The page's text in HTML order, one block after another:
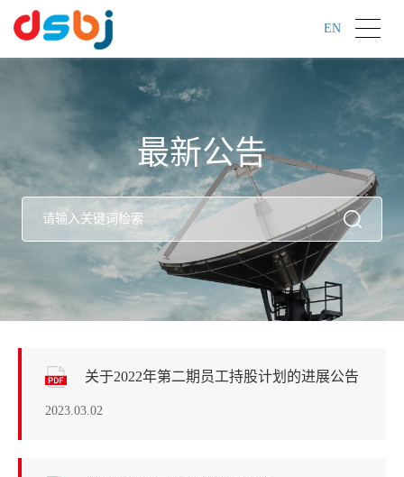
EN
最新公告
关于2022年第二期员工持股计划的进展公告
2023.03.02